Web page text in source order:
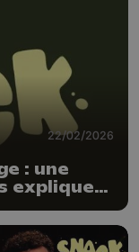
22/02/2026
: une
explique